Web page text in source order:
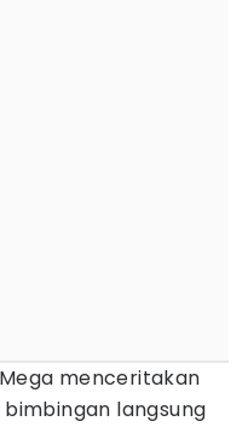
menceritakan
langsung